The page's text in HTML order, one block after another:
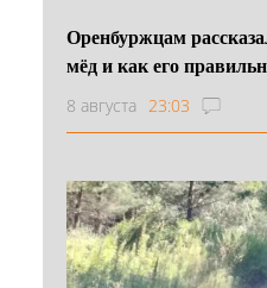
Оренбуржцам
мёд и как его
8 августа 23:03